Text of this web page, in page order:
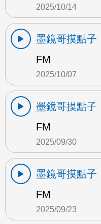
2025/10/14
墨鏡哥摸點子
FM
2025/10/07
墨鏡哥摸點子
FM
2025/09/30
墨鏡哥摸點子
FM
2025/09/23